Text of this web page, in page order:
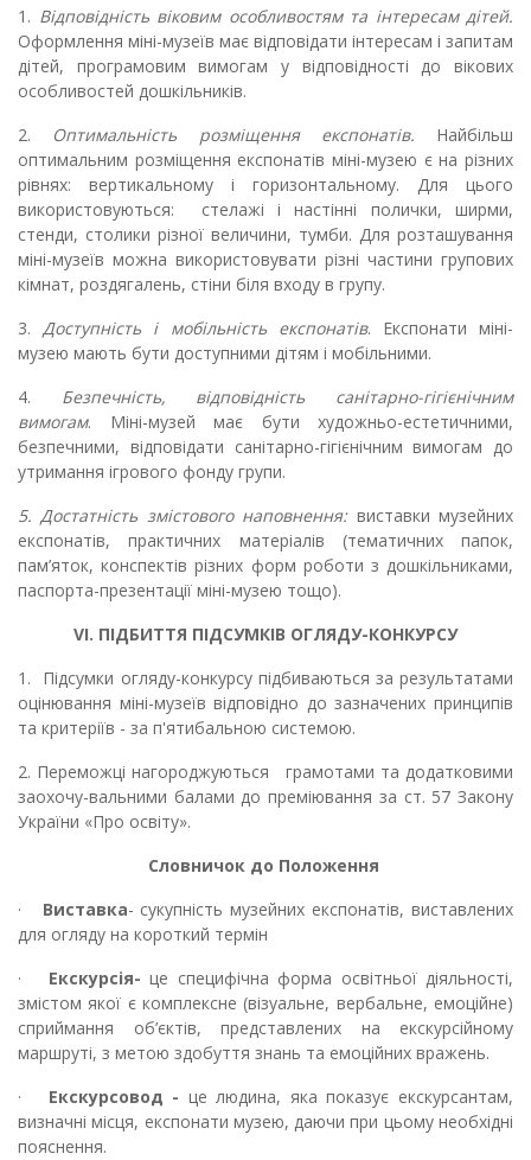
1. Відповідність віковим особливостям та інтересам дітей.
Оформлення міні-музеїв має відповідати інтересам і запитам
дітей, програмовим вимогам у відповідності до вікових
особливостей дошкільників.
2.
Оптимальність розміщення експонатів. Найбільш
оптимальним розміщення експонатів міні-музею є на різних
рівнях: вертикальному і горизонтальному. Для цього
використовуються: стелажі і настінні полички, ширми,
стенди, столики різної величини, тумби. Для розташування
міні-музеїв можна використовувати різні частини групових
кімнат, роздягалень, стіни біля входу в групу.
3. Доступність і мобільність експонатів. Експонати міні-
музею мають бути доступними дітям і мобільними.
4.
Безпечність, відповідність санітарно-гігієнічним
вимогам. Міні-музей має бути художньо-естетичними,
безпечними, відповідати санітарно-гігієнічним вимогам до
утримання ігрового фонду групи.
5. Достатність змістового наповнення:виставки музейних
експонатів, практичних матеріалів (тематичних папок,
пам’яток, конспектів різних форм роботи з дошкільниками,
паспорта-презентації міні-музею тощо).
VI. ПІДБИТТЯ ПІДСУМКІВ ОГЛЯДУ-КОНКУРСУ
1.
Підсумки огляду-конкурсупідбиваються за результатами
оцінювання міні-музеїв відповідно до зазначенихпринципів
та критеріїв - за п'ятибальною системою.
2. Переможці нагороджуються грамотами тадодатковими
заохочу-вальними балами до преміювання за ст. 57 Закону
України «Про освіту».
Словничок до Положення
·
Виставка- сукупність музейних експонатів, виставлених
для огляду на короткий термін
·
Екскурсія- це специфічна форма освітньої діяльності,
змістом якої є комплексне (візуальне, вербальне, емоційне)
сприймання об’єктів, представлених на екскурсійному
маршруті, з метою здобуття знань та емоційних вражень.
·
Екскурсовод - це людина, яка показує екскурсантам,
визначні місця, експонати музею, даючи при цьому необхідні
пояснення.